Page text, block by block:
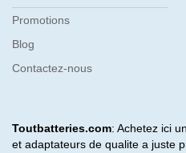
Promotions
Blog
Contactez-nous
Toutbatteries.com: Achetez ici
et adaptateurs de qualite a juste